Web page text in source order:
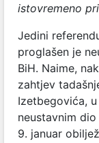
istovremeno
Jedini
proglašen je
BiH. Naime,
zahtjev
Izetbegovića,
neustavnim
9. januar